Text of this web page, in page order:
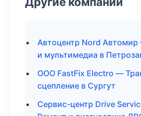
Автоцентр Nord
и мультимедиа в
ООО FastFix Electro —
сцепление в Сургут
Сервис-центр Drive